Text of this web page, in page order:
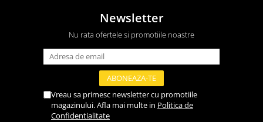
Newsletter
Nu rata ofertele si promotiile noastre
Vreau sa primesc newsletter cu promotiile
magazinului. Afla mai multe in Politica de
Confidentialitate